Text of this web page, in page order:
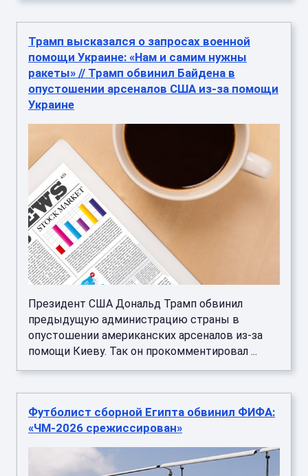
Трамп высказался о запросах военной
помощи Украине: «Нам и самим нужны
ракеты» // Трамп обвинил Байдена в
опустошении арсеналов США из-за помощи
Украине
Президент США Дональд Трамп обвинил
предыдущую администрацию страны в
опустошении американских арсеналов из-за
помощи Киеву. Так он прокомментировал ...
Футболист сборной Египта обвинил ФИФА:
«ЧМ-2026 срежиссирован»